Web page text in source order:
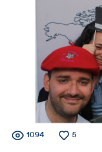
Zähler
Anzahl
1094
Anzahl
5